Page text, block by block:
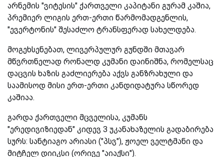
არნემის "ვიტესის" ქართველი კაპიტანი გურამ კაშია,
პრემიერ ლიგის ერთ-ერთი წარმომადგენლის,
"ევერტონის" შესაძლო ტრანსფერად სახელდება.
მოგეხსენებათ, ლივერპულურ გუნდში მთავარ
მწვრთნელად რონალდ კუმანი დაინიშნა, რომელსაც
დაცვის ხაზის გაძლიერება აქვს განზრახული და
საამისოდ მისი ერთ-ერთი კანდიდატურა სწორედ
კაშიაა.
გარდა ქართველი მცველისა, კუმანს
"ერედივიზიედან" კიდევ 3 უკანახაზელის გადაბირება
სურს: სანტიაგო არიასი ("პსვ"), ჟოელ ველტმანი და
მიტჩელ დიიკსი (ორივე "აიაქსი").